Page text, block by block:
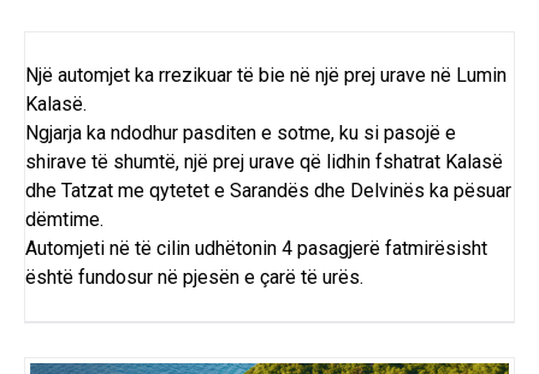
Një automjet ka rrezikuar të bie në një prej urave në Lumin
Kalasë.
Ngjarja ka ndodhur pasditen e sotme, ku si pasojë e
shirave të shumtë, një prej urave që lidhin fshatrat Kalasë
dhe Tatzat me qytetet e Sarandës dhe Delvinës ka pësuar
dëmtime.
Automjeti në të cilin udhëtonin 4 pasagjerë fatmirësisht
është fundosur në pjesën e çarë të urës.